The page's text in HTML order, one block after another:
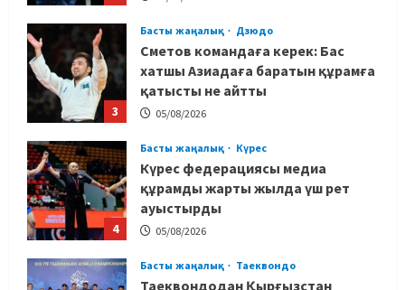
3
4
Басты жаңалық Күрес
Күрес федерациясы медиа
құрамды жарты жылда үш рет
ауыстырды
5
Басты жаңалық Таеквондо
Таеквондодан Қырғызстан
құрамасы алаяқтардың кесірінен
ұша алмай қалды
Басты жаңалық Күрес